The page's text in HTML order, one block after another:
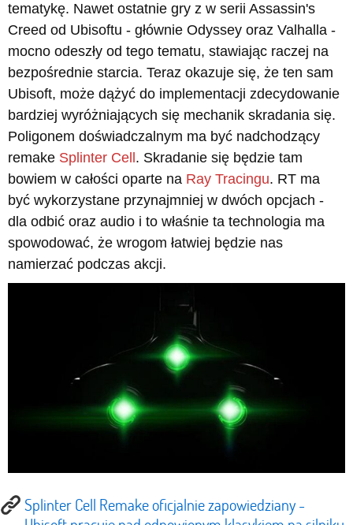
tematykę. Nawet ostatnie gry z w serii Assassin's
Creed od Ubisoftu - głównie Odyssey oraz Valhalla -
mocno odeszły od tego tematu, stawiając raczej na
bezpośrednie starcia. Teraz okazuje się, że ten sam
Ubisoft, może dążyć do implementacji zdecydowanie
bardziej wyróżniających się mechanik skradania się.
Poligonem doświadczalnym ma być nadchodzący
remake Splinter Cell . Skradanie się będzie tam
bowiem w całości oparte na Ray Tracingu. RT ma
być wykorzystane przynajmniej w dwóch opcjach -
dla odbić oraz audio i to właśnie ta technologia ma
spowodować, że wrogom łatwiej będzie nas
namierzać podczas akcji.
Splinter Cell Remake oficjalnie zapowiedziany -